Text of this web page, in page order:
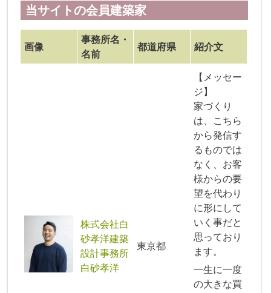
当サイトの会員建築家
画像
事務所名・
名前
都道府県 紹介文
株式会社白
砂孝洋建築
設計事務所
白砂孝洋
東京都
【メッセー
ジ】
家づくり
は、こちら
から発信す
るものでは
なく、お客
様からの要
望を代わり
に形にして
いく事だと
思っており
ます。
一生に一度
の大きな買